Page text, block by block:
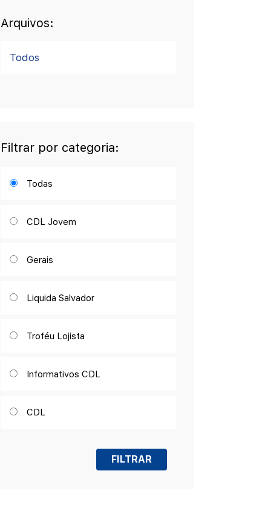
Arquivos:
Todos
Filtrar por categoria:
Todas
CDL Jovem
Gerais
Liquida Salvador
Troféu Lojista
Informativos CDL
CDL